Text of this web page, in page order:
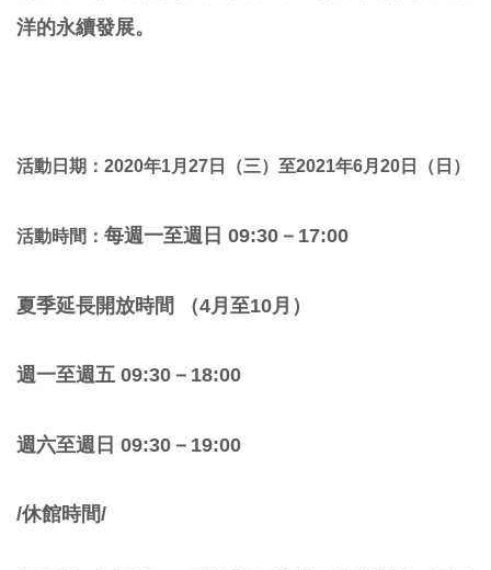
洋的永續發展。
活動日期：2020年1月27日（三）至2021年6月20日（日）
活動時間： 每週一至週日 09:30－17:00
夏季延長開放時間 （4月至10月）
週一至週五 09:30－18:00
週六至週日 09:30－19:00
/休館時間/